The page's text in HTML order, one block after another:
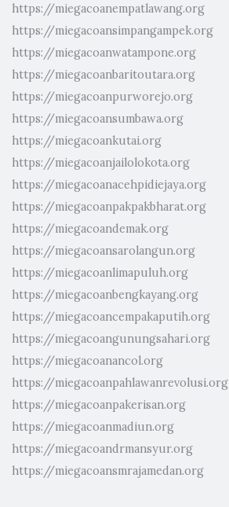
https://miegacoanempatlawang.org
https://miegacoansimpangampek.org
https://miegacoanwatampone.org
https://miegacoanbaritoutara.org
https://miegacoanpurworejo.org
https://miegacoansumbawa.org
https://miegacoankutai.org
https://miegacoanjailolokota.org
https://miegacoanacehpidiejaya.org
https://miegacoanpakpakbharat.org
https://miegacoandemak.org
https://miegacoansarolangun.org
https://miegacoanlimapuluh.org
https://miegacoanbengkayang.org
https://miegacoancempakaputih.org
https://miegacoangunungsahari.org
https://miegacoanancol.org
https://miegacoanpahlawanrevolusi.org
https://miegacoanpakerisan.org
https://miegacoanmadiun.org
https://miegacoandrmansyur.org
https://miegacoansmrajamedan.org